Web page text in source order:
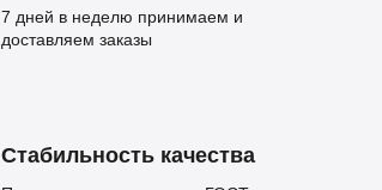
7 дней в неделю принимаем и
доставляем заказы
Стабильность качества